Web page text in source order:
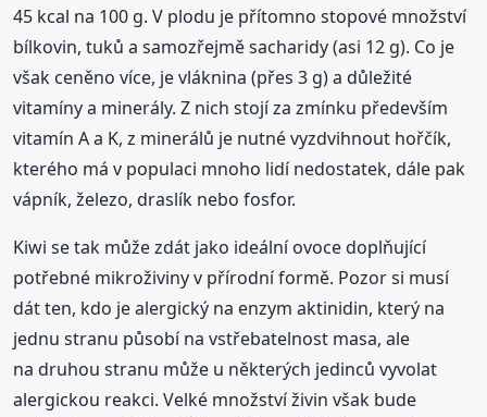
45 kcal na 100 g. V plodu je přítomno stopové množství
bílkovin, tuků a samozřejmě sacharidy (asi 12 g). Co je
však ceněno více, je vláknina (přes 3 g) a důležité
vitamíny a minerály. Z nich stojí za zmínku především
vitamín A a K, z minerálů je nutné vyzdvihnout hořčík,
kterého má v populaci mnoho lidí nedostatek, dále pak
vápník, železo, draslík nebo fosfor.
Kiwi se tak může zdát jako ideální ovoce doplňující
potřebné mikroživiny v přírodní formě. Pozor si musí
dát ten, kdo je alergický na enzym aktinidin, který na
jednu stranu působí na vstřebatelnost masa, ale
na druhou stranu může u některých jedinců vyvolat
alergickou reakci. Velké množství živin však bude